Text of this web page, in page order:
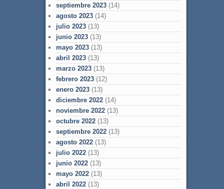
septiembre 2023(14)
agosto 2023(14)
julio 2023(13)
junio 2023(13)
mayo 2023(13)
abril 2023(13)
marzo 2023(13)
febrero 2023(12)
enero 2023(13)
diciembre 2022(14)
noviembre 2022(13)
octubre 2022(13)
septiembre 2022(13)
agosto 2022(13)
julio 2022(13)
junio 2022(13)
mayo 2022(13)
abril 2022(13)